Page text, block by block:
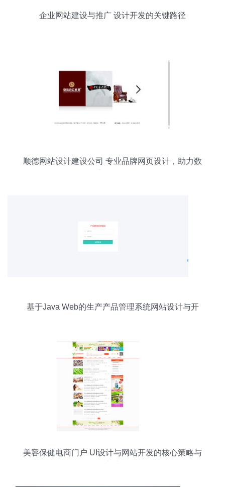
企业网站建设与推广 设计开发的关键路径
顺德网站设计建设公司 专业品牌网页设计，助力数
基于Java Web的生产产品管理系统网站设计与开
美容保健电商门户 UI设计与网站开发的核心策略与